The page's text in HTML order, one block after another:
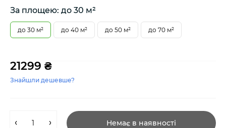
За площею: до 30 м²
до 30 м² до 40 м² до 50 м² до 70 м²
21299 ₴
Знайшли дешевше?
Немає в наявності